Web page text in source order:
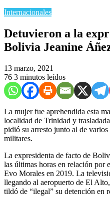
Detuvieron a la
Bolivia Jeanine Áñez
13 marzo, 2021
763 minutos leídos
La mujer fue aprehendida esta
localidad de Trinidad y
militares.
La expresidenta de facto de
las últimas horas en relación por
llegando al aeropuerto de El
tildó de “ilegal” su detención en
Junto a ella, que no estaba
Gobierno (Interior), Carlos